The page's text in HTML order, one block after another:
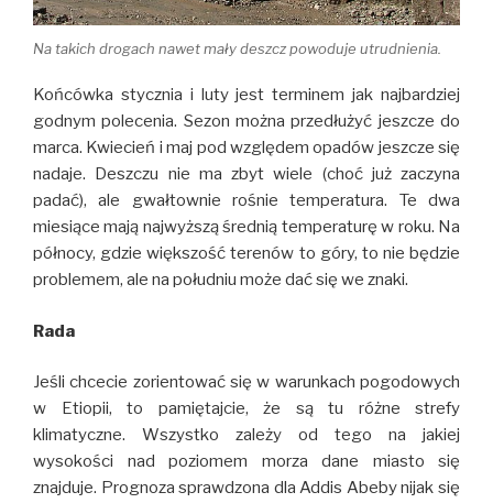
Na takich drogach nawet mały deszcz powoduje utrudnienia.
Końcówka stycznia i luty jest terminem jak najbardziej
godnym polecenia. Sezon można przedłużyć jeszcze do
marca. Kwiecień i maj pod względem opadów jeszcze się
nadaje. Deszczu nie ma zbyt wiele (choć już zaczyna
padać), ale gwałtownie rośnie temperatura. Te dwa
miesiące mają najwyższą średnią temperaturę w roku. Na
północy, gdzie większość terenów to góry, to nie będzie
problemem, ale na południu może dać się we znaki.
Rada
Jeśli chcecie zorientować się w warunkach pogodowych
w Etiopii, to pamiętajcie, że są tu różne strefy
klimatyczne. Wszystko zależy od tego na jakiej
wysokości nad poziomem morza dane miasto się
znajduje. Prognoza sprawdzona dla Addis Abeby nijak się